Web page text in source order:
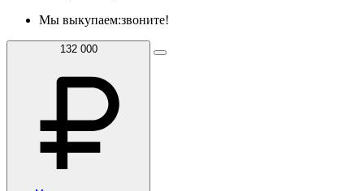
Мы выкупаем:звоните!
132 000